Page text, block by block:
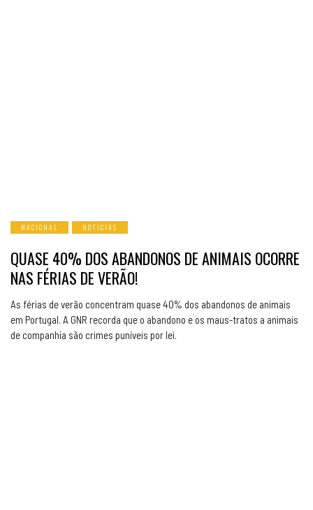
NACIONAL NOTICIAS
QUASE 40% DOS ABANDONOS DE ANIMAIS OCORRE
NAS FÉRIAS DE VERÃO!
As férias de verão concentram quase 40% dos abandonos de animais
em Portugal. A GNR recorda que o abandono e os maus-tratos a animais
de companhia são crimes puníveis por lei.